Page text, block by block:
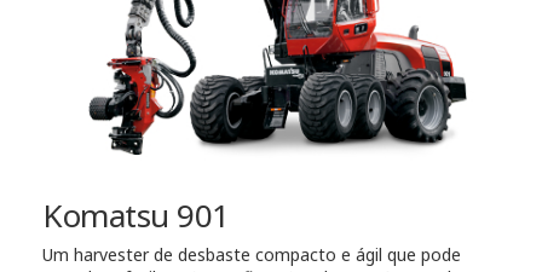
Komatsu 901
Um harvester de desbaste compacto e ágil que pode